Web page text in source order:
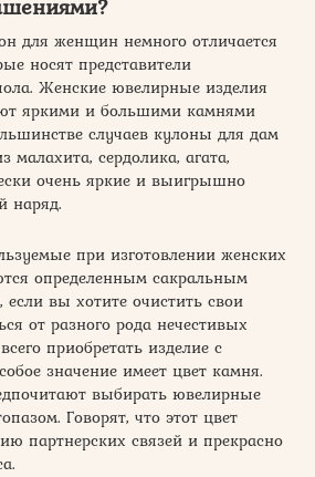
для женщин немного отличается
носят представители
Женские ювелирные изделия
яркими и большими камнями
случаев кулоны для дам
малахита, сердолика, агата,
очень яркие и выигрышно
наряд.
при изготовлении женских
определенным сакральным
вы хотите очистить свои
от разного рода нечестивых
приобретать изделие с
значение имеет цвет камня.
выбирать ювелирные
Говорят, что этот цвет
партнерских связей и прекрасно